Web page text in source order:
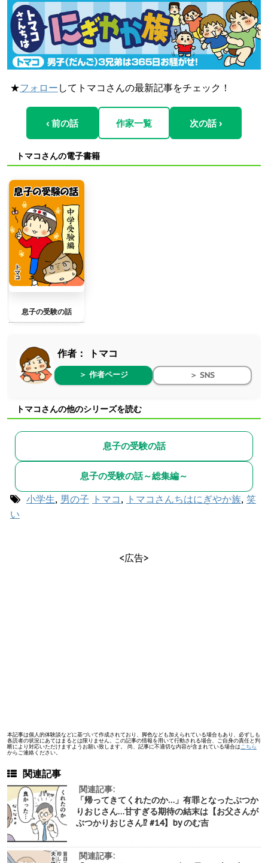
★フォロー してトマコさんの最新記事をチェック！
‹ 前の話 作家一覧 次の話 ›
トマコさんの電子書籍
息子の受験の話
作者： トマコ
＞ 作者ページ ＞ SNS
トマコさんの他のシリーズを読む
息子の受験の話
息子の受験の話～総集編～
小学生, 男の子 トマコ , トマコさんちはにぎやか族, 笑
い
<広告>
本記事は個人的体験談などに基づいて作成されており、脚色なども加えられている場合もあり、必ずしも
各読者の状況にあてはまるとは限りません。この記事の情報を用いて行動される場合、ご自身の責任と判
断により対応いただけますようお願い致します。 尚、記事に不適切な内容が含まれている場合は こちら
からご連絡ください。
関連記事
関連記事:
「帰ってきてくれたのか…」有罪となったぶつか
りおじさん…甘すぎる期待の結末は【お父さんが
ぶつかりおじさん⁉︎ #14】by のむ吉
関連記事: